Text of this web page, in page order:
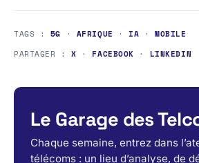
TAGS : 5G · AFRIQUE ·IA ·MOBILE
PARTAGER :X · FACEBOOK · LINKEDIN
Le Garage des
Chaque semaine, entrez dans
télécoms : un lieu d’analyse, de